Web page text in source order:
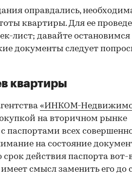
оправдались,
квартиры. Для ее
лист; давайте остановимся
документы следует
квартиры
«ИНКОМ-
на вторичном рынке
паспортами всех
на состояние
срок действия паспорта вот-
смысл заменить его до